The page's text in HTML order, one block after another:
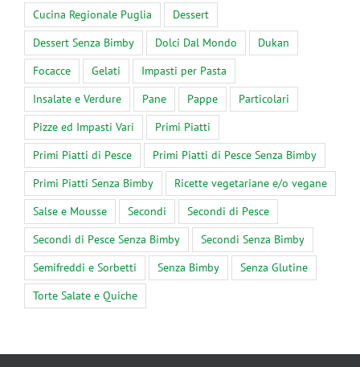
Cucina Regionale Puglia
Dessert
Dessert Senza Bimby
Dolci Dal Mondo
Dukan
Focacce
Gelati
Impasti per Pasta
Insalate e Verdure
Pane Pappe
Particolari
Pizze ed Impasti Vari
Primi Piatti
Primi Piatti di Pesce
Primi Piatti di Pesce Senza Bimby
Primi Piatti Senza Bimby
Ricette vegetariane e/o vegane
Salse e Mousse
Secondi
Secondi di Pesce
Secondi di Pesce Senza Bimby
Secondi Senza Bimby
Semifreddi e Sorbetti
Senza Bimby
Senza Glutine
Torte Salate e Quiche